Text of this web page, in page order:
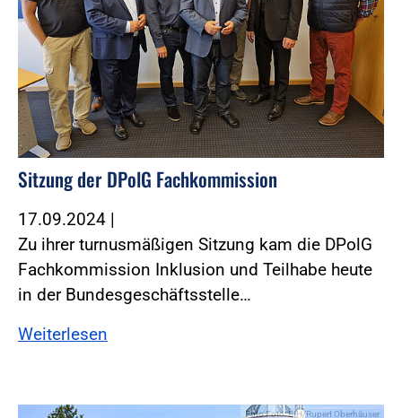
Sitzung der DPolG Fachkommission
17.09.2024 |
Zu ihrer turnusmäßigen Sitzung kam die DPolG
Fachkommission Inklusion und Teilhabe heute
in der Bundesgeschäftsstelle…
Weiterlesen
Foto:Foto: BIH/Rupert Oberhäuser